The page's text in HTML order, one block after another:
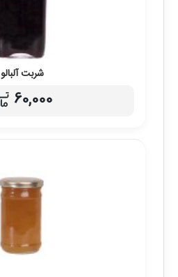
شربت آلبالو
60,000